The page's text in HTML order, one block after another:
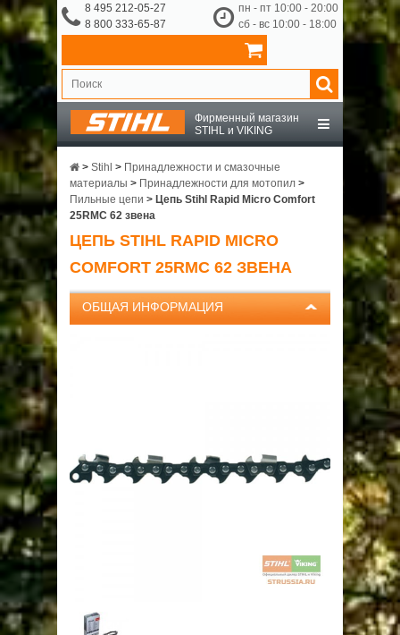
8 495 212-05-27
8 800 333-65-87
пн - пт 10:00 - 20:00
сб - вс 10:00 - 18:00
Фирменный магазин
STIHL и VIKING
STIHL
VIKING
ПРИНАДЛЕЖНОСТИ
ГАРАНТИЯ И СЕРВИС
АКЦИИ
> Stihl > Принадлежности и смазочные
материалы > Принадлежности для мотопил >
Пильные цепи > Цепь Stihl Rapid Micro Comfort
25RMC 62 звена
ЦЕПЬ STIHL RAPID MICRO
COMFORT 25RMC 62 ЗВЕНА
ОБЩАЯ ИНФОРМАЦИЯ